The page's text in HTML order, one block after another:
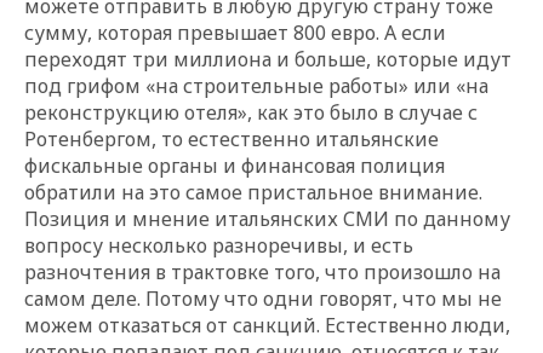
можете отправить в любую другую страну тоже
сумму, которая превышает 800 евро. А если
переходят три миллиона и больше, которые идут
под грифом «на строительные работы» или «на
реконструкцию отеля», как это было в случае с
Ротенбергом, то естественно итальянские
фискальные органы и финансовая полиция
обратили на это самое пристальное внимание.
Позиция и мнение итальянских СМИ по данному
вопросу несколько разноречивы, и есть
разночтения в трактовке того, что произошло на
самом деле. Потому что одни говорят, что мы не
можем отказаться от санкций. Естественно люди,